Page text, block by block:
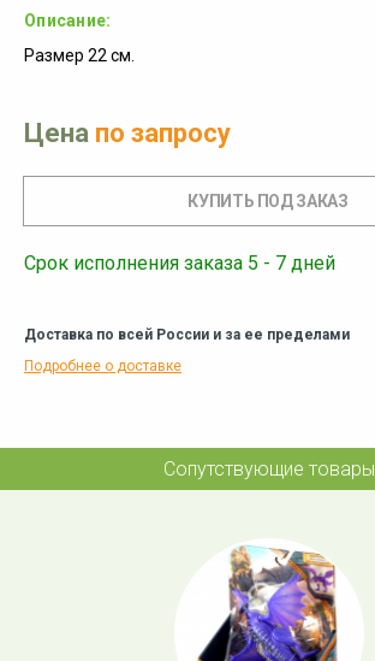
Описание:
Размер 22 см.
Цена по запросу
Срок исполнения заказа 5 - 7 дней
Доставка по всей России и за ее пределами
Подробнее о доставке
Сопутствующие товары